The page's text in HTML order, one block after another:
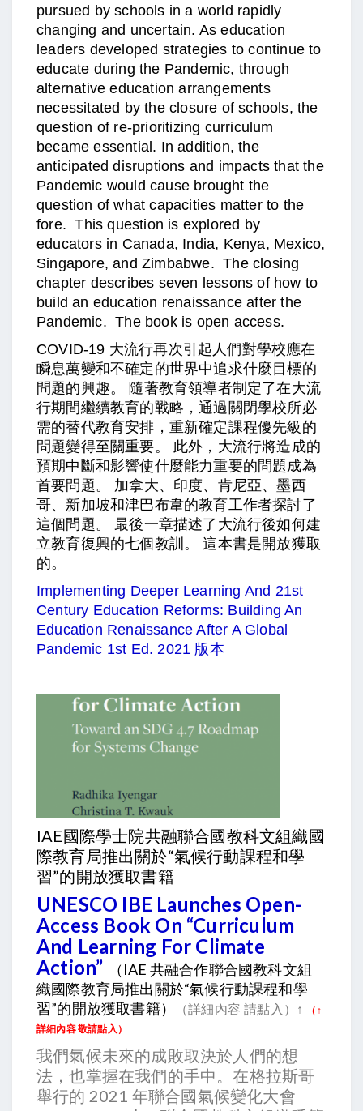
pursued by schools in a world rapidly
changing and uncertain. As education
leaders developed strategies to continue to
educate during the Pandemic, through
alternative education arrangements
necessitated by the closure of schools, the
question of re-prioritizing curriculum
became essential. In addition, the
anticipated disruptions and impacts that the
Pandemic would cause brought the
question of what capacities matter to the
fore. This question is explored by
educators in Canada, India, Kenya, Mexico,
Singapore, and Zimbabwe. The closing
chapter describes seven lessons of how to
build an education renaissance after the
Pandemic. The book is open access.
COVID-19 大流行再次引起人們對學校應在
瞬息萬變和不確定的世界中追求什麼目標的
問題的興趣。 隨著教育領導者制定了在大流
行期間繼續教育的戰略，通過關閉學校所必
需的替代教育安排，重新確定課程優先級的
問題變得至關重要。 此外，大流行將造成的
預期中斷和影響使什麼能力重要的問題成為
首要問題。 加拿大、印度、肯尼亞、墨西
哥、新加坡和津巴布韋的教育工作者探討了
這個問題。 最後一章描述了大流行後如何建
立教育復興的七個教訓。 這本書是開放獲取
的。
Implementing Deeper Learning And 21st
Century Education Reforms: Building An
Education Renaissance After A Global
Pandemic 1st Ed. 2021 版本
IAE國際學士院共融聯合國教科文組織國
際教育局推出關於“氣候行動課程和學
習”的開放獲取書籍
UNESCO IBE Launches Open-
Access Book On “Curriculum
And Learning For Climate
Action”
（IAE 共融合作聯合國教科文組
織國際教育局推出關於“氣候行動課程和學
習”的開放獲取書籍）
（詳細內容 請點入）↑
（↑
詳細內容 敬請點入）
我們氣候未來的成敗取決於人們的想
法，也掌握在我們的手中。在格拉斯哥
舉行的 2021 年聯合國氣候變化大會